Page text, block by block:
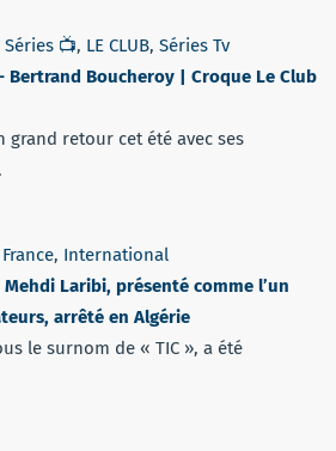
Séries 📺, LE CLUB, Séries Tv
Bertrand Boucheroy | Croque Le Club
grand retour cet été avec ses
France, International
Mehdi Laribi, présenté comme l’un
arrêté en Algérie
le surnom de « TIC », a été